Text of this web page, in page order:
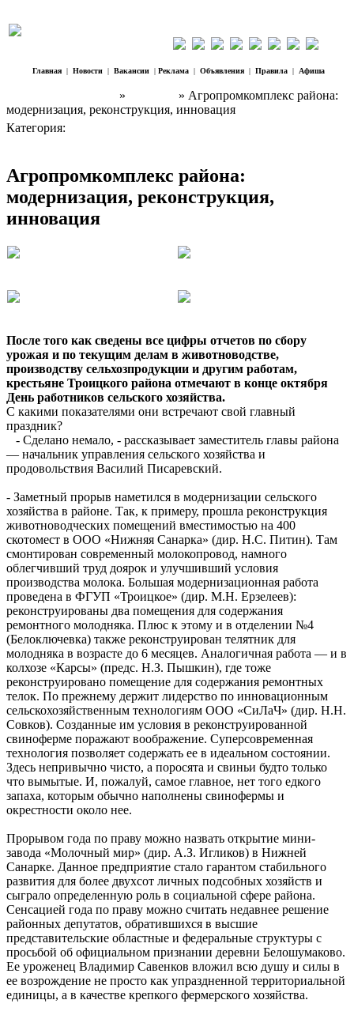
Главная | Новости | Вакансии | Реклама | Объявления | Правила | Афиша
»
» Агропромкомплекс района:
модернизация, реконструкция, инновация
Категория:
Агропромкомплекс района:
модернизация, реконструкция,
инновация
После того как сведены все цифры отчетов по сбору
урожая и по текущим делам в животноводстве,
производству сельхозпродукции и другим работам,
крестьяне Троицкого района отмечают в конце октября
День работников сельского хозяйства.
С какими показателями они встречают свой главный
праздник?
- Сделано немало, - рассказывает заместитель главы района
— начальник управления сельского хозяйства и
продовольствия Василий Писаревский.
- Заметный прорыв наметился в модернизации сельского
хозяйства в районе. Так, к примеру, прошла реконструкция
животноводческих помещений вместимостью на 400
скотомест в ООО «Нижняя Санарка» (дир. Н.С. Питин). Там
смонтирован современный молокопровод, намного
облегчивший труд доярок и улучшивший условия
производства молока. Большая модернизационная работа
проведена в ФГУП «Троицкое» (дир. М.Н. Ерзелеев):
реконструированы два помещения для содержания
ремонтного молодняка. Плюс к этому и в отделении №4
(Белоключевка) также реконструирован телятник для
молодняка в возрасте до 6 месяцев. Аналогичная работа — и в
колхозе «Карсы» (предс. Н.З. Пышкин), где тоже
реконструировано помещение для содержания ремонтных
телок. По прежнему держит лидерство по инновационным
сельскохозяйственным технологиям ООО «СиЛаЧ» (дир. Н.Н.
Совков). Созданные им условия в реконструированной
свиноферме поражают воображение. Суперсовременная
технология позволяет содержать ее в идеальном состоянии.
Здесь непривычно чисто, а поросята и свиньи будто только
что вымытые. И, пожалуй, самое главное, нет того едкого
запаха, которым обычно наполнены свинофермы и
окрестности около нее.
Прорывом года по праву можно назвать открытие мини-
завода «Молочный мир» (дир. А.З. Игликов) в Нижней
Санарке. Данное предприятие стало гарантом стабильного
развития для более двухсот личных подсобных хозяйств и
сыграло определенную роль в социальной сфере района.
Сенсацией года по праву можно считать недавнее решение
районных депутатов, обратившихся в высшие
представительские областные и федеральные структуры с
просьбой об официальном признании деревни Белошумаково.
Ее уроженец Владимир Савенков вложил всю душу и силы в
ее возрождение не просто как упраздненной территориальной
единицы, а в качестве крепкого фермерского хозяйства.